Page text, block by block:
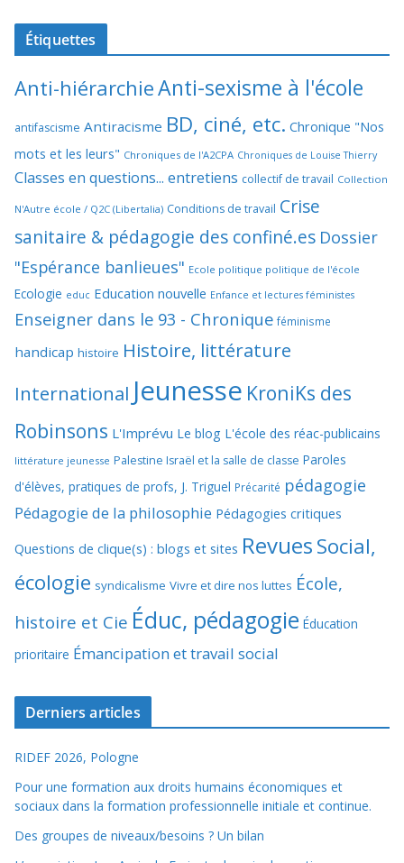
Étiquettes
Anti-hiérarchieAnti-sexisme à l'école
antifascisme Antiracisme BD, ciné, etc. Chronique "Nos
mots et les leurs" Chroniques de l'A2CPA Chroniques de Louise Thierry
Classes en questions... entretiens collectif de travail Collection
N'Autre école / Q2C (Libertalia) Conditions de travail Crise
sanitaire & pédagogie des confiné.es Dossier
"Espérance banlieues" Ecole politique politique de l'école
Ecologie educ Education nouvelle Enfance et lectures féministes
Enseigner dans le 93 - Chronique féminisme
handicap histoire Histoire, littérature
International Jeunesse KroniKs des
Robinsons L'Imprévu Le blog L'école des réac-publicains
littérature jeunesse Palestine Israël et la salle de classe Paroles
d'élèves, pratiques de profs, J. Triguel Précarité pédagogie
Pédagogie de la philosophie Pédagogies critiques
Questions de clique(s) : blogs et sites RevuesSocial,
écologie syndicalisme Vivre et dire nos luttes École,
histoire et Cie Éduc, pédagogie Éducation
prioritaire Émancipation et travail social
Derniers articles
RIDEF 2026, Pologne
Pour une formation aux droits humains économiques et
sociaux dans la formation professionnelle initiale et continue.
Des groupes de niveaux/besoins ? Un bilan